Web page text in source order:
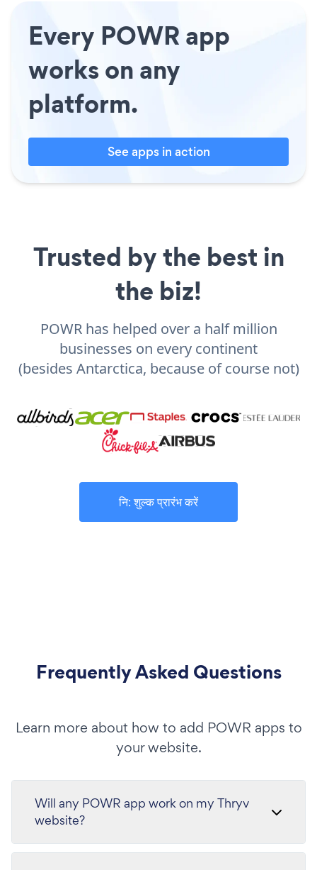
Every POWR app
works on any
platform.
See apps in action
Trusted by the best in
the biz!
POWR has helped over a half million
businesses on every continent
(besides Antarctica, because of course not)
नि: शुल्क प्रारंभ करें
Frequently Asked Questions
Learn more about how to add POWR apps to
your website.
Will any POWR app work on my Thryv
website?